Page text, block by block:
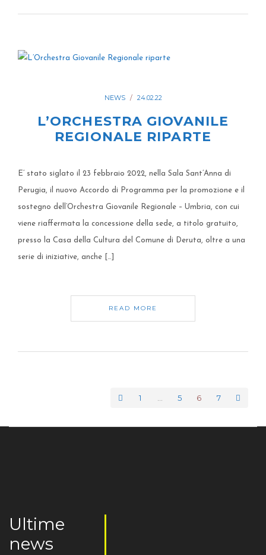
NEWS 24.02.22
L’ORCHESTRA GIOVANILE
REGIONALE RIPARTE
E’ stato siglato il 23 febbraio 2022, nella Sala Sant’Anna di
Perugia, il nuovo Accordo di Programma per la promozione e il
sostegno dell’Orchestra Giovanile Regionale – Umbria, con cui
viene riaffermata la concessione della sede, a titolo gratuito,
presso la Casa della Cultura del Comune di Deruta, oltre a una
serie di iniziative, anche […]
READ MORE
1 5 6 7
Ultime
news